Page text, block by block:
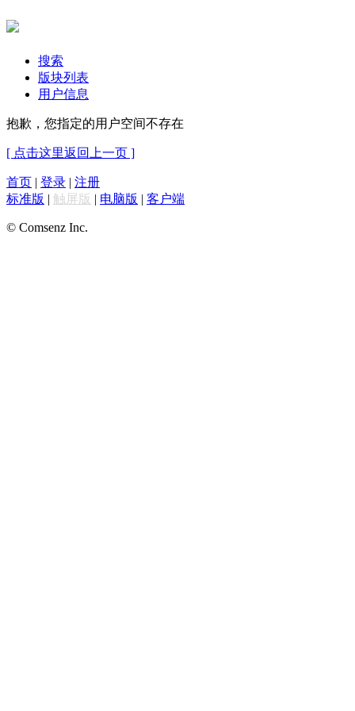
搜索
版块列表
用户信息
抱歉，您指定的用户空间不存在
[ 点击这里返回上一页 ]
首页 | 登录 | 注册
标准版 | 触屏版 | 电脑版 | 客户端
© Comsenz Inc.